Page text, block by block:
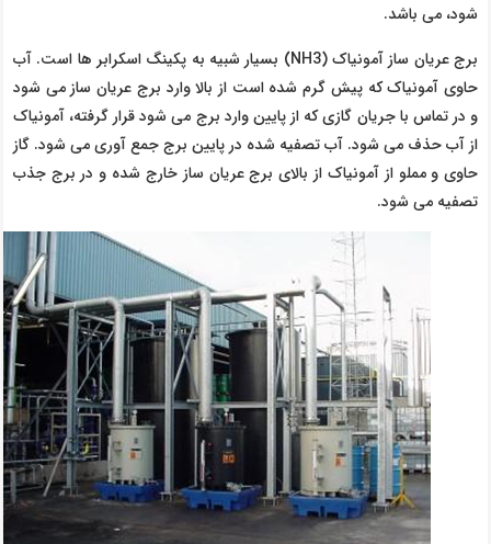
شود، می باشد.
برج عریان ساز آمونیاک (NH3) بسیار شبیه به پکینگ اسکرابر ها است. آب
حاوی آمونیاک که پیش گرم شده است از بالا وارد برج عریان ساز می شود
و در تماس با جریان گازی که از پایین وارد برج می شود قرار گرفته، آمونیاک
از آب حذف می شود. آب تصفیه شده در پایین برج جمع آوری می شود. گاز
حاوی و مملو از آمونیاک از بالای برج عریان ساز خارج شده و در برج جذب
تصفیه می شود.